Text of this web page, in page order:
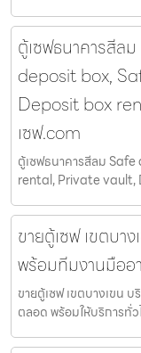
ตู้เซฟธนาคารสีล
deposit box,
Deposit box
เซฟ.com
ตู้เซฟธนาคารสีลม
rental, Private vault,
ขายตู้เซฟ เขตบา
พร้อมทีมงานมืออ
ขายตู้เซฟ เขตบางเขน
ตลอด พร้อมให้บริการทั่ว